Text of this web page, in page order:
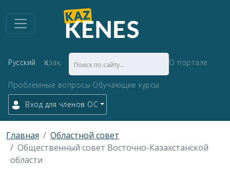
Русский Қазақ О портале
Проблемные вопросы Обучающие курсы
Вход для членов ОС
Главная
Областной совет
Общественный совет Восточно-Казахстанской
области